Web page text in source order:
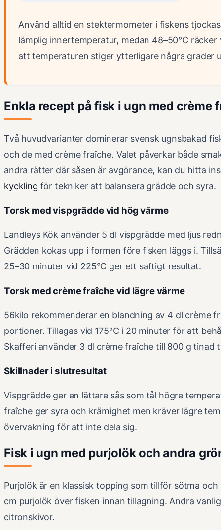
Använd alltid en stektermometer i fiskens
lämplig innertemperatur, medan 48–50°C
att temperaturen stiger ytterligare några grader
Enkla recept på fisk i ugn med crème
Två huvudvarianter dominerar svensk ugnsbakad
och de med crème fraîche. Valet påverkar både
andra rätter där såsen är avgörande, kan du hitta
kyckling för tekniker att balansera grädde och syra.
Torsk med vispgrädde vid hög värme
Landleys Kök använder 5 dl vispgrädde med ljus
Grädden kokas upp i formen före fisken läggs i.
25–30 minuter vid 225°C ger ett saftigt resultat.
Torsk med crème fraîche vid lägre värme
56kilo rekommenderar en blandning av 4 dl crème
portioner. Tillagas vid 175°C i 20 minuter för att
Skafferi använder 3 dl crème fraîche till 800 g tinad
Skillnader i slutresultat
Vispgrädde ger en lättare sås som tål högre
fraîche ger syra och krämighet men kräver lägre
övervakning för att inte dela sig.
Fisk i ugn med purjolök och andra
Purjolök är en klassisk topping som tillför sötma
cm purjolök över fisken innan tillagning. Andra
citronskivor.